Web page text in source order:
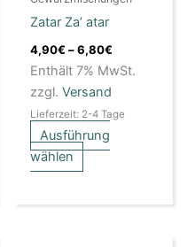
Zatar Za’ atar
4,90€ –6,80€
Enthält 7% MwSt.
zzgl. Versand
Lieferzeit: 2-4 Tage
Ausführung
wählen
auf
der
Produktseite
gewählt
werden